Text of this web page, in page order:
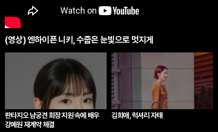
(영상) 엔하이픈 니키, 수줍은 눈빛으로 멋지게
판타지오 남궁견 회장 지원 속에 배우
강예원 재계약 체결
김희애, 럭셔리 자태